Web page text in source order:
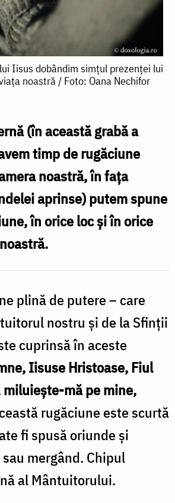
Iisus dobândim simțul prezenței lui
noastră / Foto: Oana Nechifor
(în această grabă a
timp de rugăciune
noastră, în fața
aprinse) putem spune
în orice loc și în orice
plină de putere – care
nostru și de la Sfinții
cuprinsă în aceste
Iisuse Hristoase, Fiul
mă pe mine,
rugăciune este scurtă
fi spusă oriunde și
mergând. Chipul
al Mântuitorului.